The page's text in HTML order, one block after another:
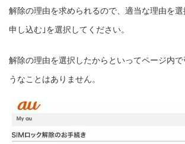
解除の理由を求められるので、適当な理由を
申し込む｣を選択してください。
解除の理由を選択したからといってページ内
うなことはありません。